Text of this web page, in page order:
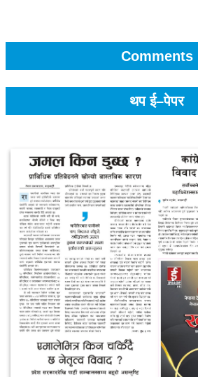
Comments
थप ई–पेपर